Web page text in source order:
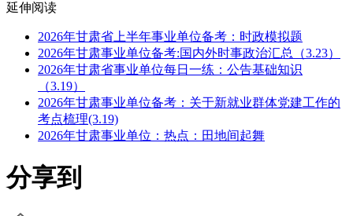
延伸阅读
2026年甘肃省上半年事业单位备考：时政模拟题
2026年甘肃事业单位备考:国内外时事政治汇总（3.23）
2026年甘肃省事业单位每日一练：公告基础知识
（3.19）
2026年甘肃事业单位备考：关于新就业群体党建工作的
考点梳理(3.19)
2026年甘肃事业单位：热点：田地间起舞
分享到